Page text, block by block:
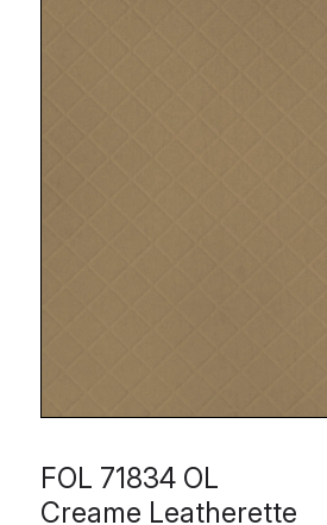
FOL 71834 OL
Creame Leatherette